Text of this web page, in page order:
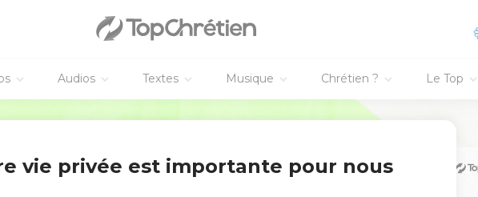
Audios Textes Musique Chrétien ? Le Top
DE L’ANNÉE !
vie privée est importante pour nous